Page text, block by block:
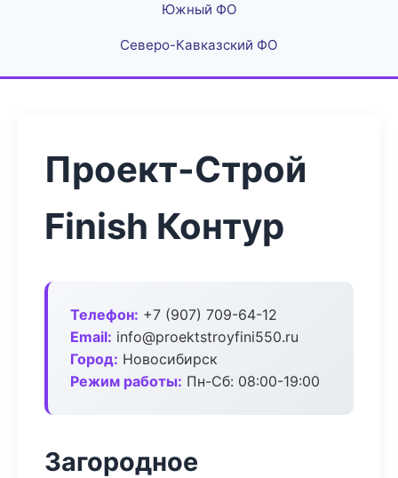
Южный ФО
Северо-Кавказский ФО
Проект-Строй
Finish Контур
Телефон: +7 (907) 709-64-12
Email: info@proektstroyfini550.ru
Город: Новосибирск
Режим работы: Пн-Сб: 08:00-19:00
Загородное